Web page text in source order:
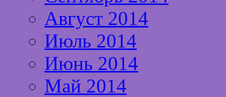
Август 2014
Июль 2014
Июнь 2014
Май 2014